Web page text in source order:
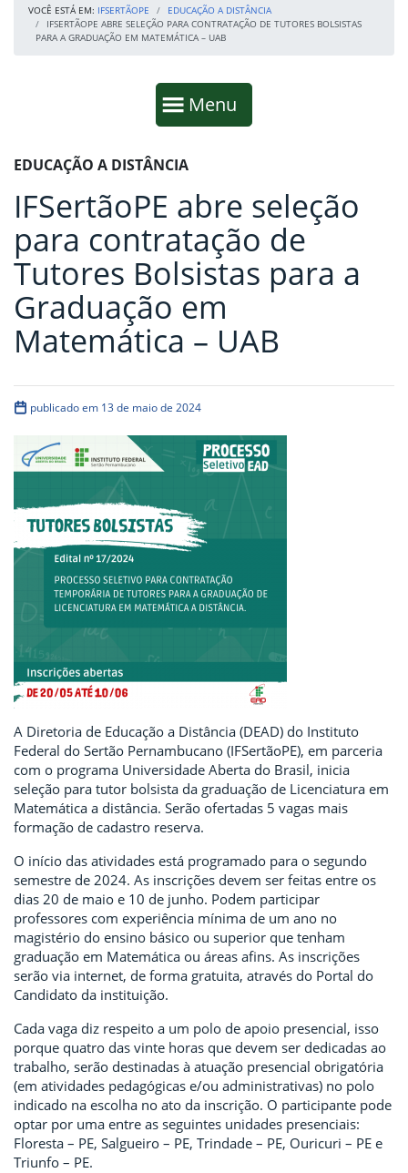
VOCÊ ESTÁ EM: IFSERTÃOPE
EDUCAÇÃO A DISTÂNCIA
IFSERTÃOPE ABRE SELEÇÃO PARA CONTRATAÇÃO DE TUTORES BOLSISTAS
PARA A GRADUAÇÃO EM MATEMÁTICA – UAB
Mostrar
Menu
Fim da navegação
Início do conteúdo
EDUCAÇÃO A DISTÂNCIA
IFSertãoPE abre seleção
para contratação de
Tutores Bolsistas para a
Graduação em
Matemática – UAB
publicado em 13 de maio de 2024
A Diretoria de Educação a Distância (DEAD) do Instituto
Federal do Sertão Pernambucano (IFSertãoPE), em parceria
com o programa Universidade Aberta do Brasil, inicia
seleção para tutor bolsista da graduação de Licenciatura em
Matemática a distância. Serão ofertadas 5 vagas mais
formação de cadastro reserva.
O início das atividades está programado para o segundo
semestre de 2024. As inscrições devem ser feitas entre os
dias 20 de maio e 10 de junho. Podem participar
professores com experiência mínima de um ano no
magistério do ensino básico ou superior que tenham
graduação em Matemática ou áreas afins. As inscrições
serão via internet, de forma gratuita, através do Portal do
Candidato da instituição.
Cada vaga diz respeito a um polo de apoio presencial, isso
porque quatro das vinte horas que devem ser dedicadas ao
trabalho, serão destinadas à atuação presencial obrigatória
(em atividades pedagógicas e/ou administrativas) no polo
indicado na escolha no ato da inscrição. O participante pode
optar por uma entre as seguintes unidades presenciais:
Floresta – PE, Salgueiro – PE, Trindade – PE, Ouricuri – PE e
Triunfo – PE.